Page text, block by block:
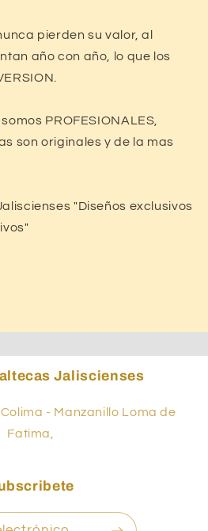
pierden su valor, al
año con año, lo que los
PROFESIONALES,
son originales y de la mas
"Diseños exclusivos
Jaliscienses
- Manzanillo Loma de
Fatima,